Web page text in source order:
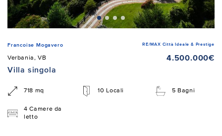
Francoise Mogavero RE/MAX Città Ideale & Prestige
Verbania, VB
4.500.000€
Villa singola
718 mq 10 Locali 5 Bagni
4 Camere da
letto